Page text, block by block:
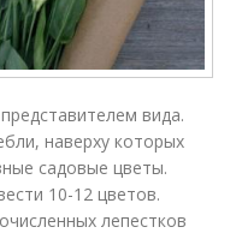
вида.
наверху которых
садовые цветы.
10-12 цветов.
лепестков